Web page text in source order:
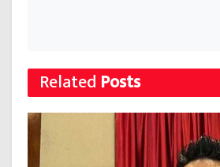
Related Posts